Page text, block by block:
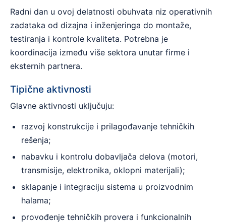
Radni dan u ovoj delatnosti obuhvata niz operativnih
zadataka od dizajna i inženjeringa do montaže,
testiranja i kontrole kvaliteta. Potrebna je
koordinacija između više sektora unutar firme i
eksternih partnera.
Tipične aktivnosti
Glavne aktivnosti uključuju:
razvoj konstrukcije i prilagođavanje tehničkih
rešenja;
nabavku i kontrolu dobavljača delova (motori,
transmisije, elektronika, oklopni materijali);
sklapanje i integraciju sistema u proizvodnim
halama;
provođenje tehničkih provera i funkcionalnih